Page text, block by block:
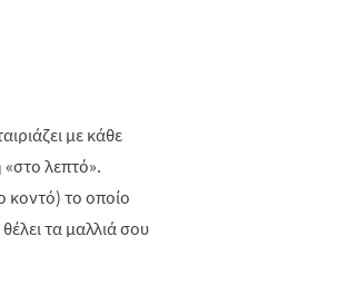
με κάθε
«στο λεπτό».
κοντό) το οποίο
τα μαλλιά σου